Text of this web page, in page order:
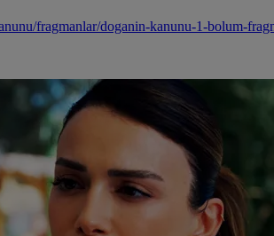
fragmanlar/doganin-kanunu-1-bolum-